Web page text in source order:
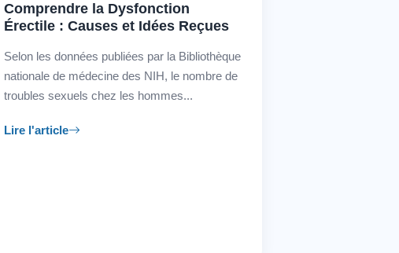
Comprendre la Dysfonction
Érectile : Causes et Idées Reçues
Selon les données publiées par la Bibliothèque
nationale de médecine des NIH, le nombre de
troubles sexuels chez les hommes...
Lire l'article